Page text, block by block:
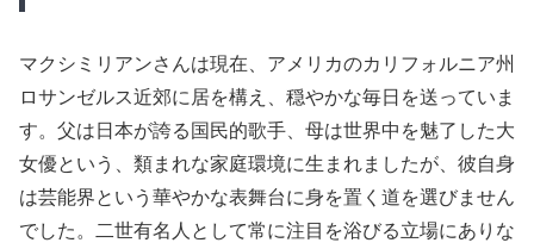
マクシミリアンさんは現在、アメリカのカリフォルニア州
ロサンゼルス近郊に居を構え、穏やかな毎日を送っていま
す。父は日本が誇る国民的歌手、母は世界中を魅了した大
女優という、類まれな家庭環境に生まれましたが、彼自身
は芸能界という華やかな表舞台に身を置く道を選びません
でした。二世有名人として常に注目を浴びる立場にありな